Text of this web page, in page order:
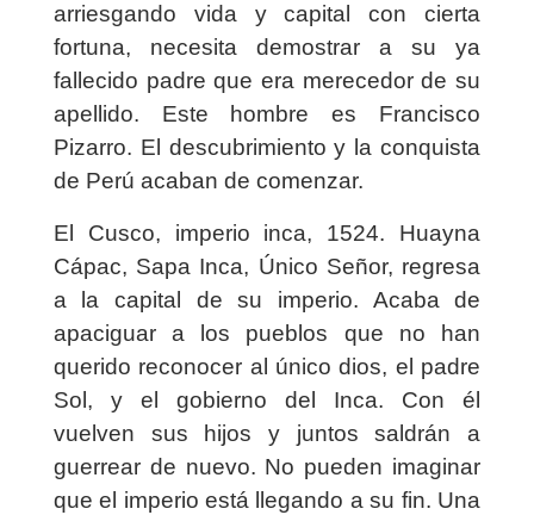
arriesgando vida y capital con cierta
fortuna, necesita demostrar a su ya
fallecido padre que era merecedor de su
apellido. Este hombre es Francisco
Pizarro. El descubrimiento y la conquista
de Perú acaban de comenzar.
El Cusco, imperio inca, 1524. Huayna
Cápac, Sapa Inca, Único Señor, regresa
a la capital de su imperio. Acaba de
apaciguar a los pueblos que no han
querido reconocer al único dios, el padre
Sol, y el gobierno del Inca. Con él
vuelven sus hijos y juntos saldrán a
guerrear de nuevo. No pueden imaginar
que el imperio está llegando a su fin. Una